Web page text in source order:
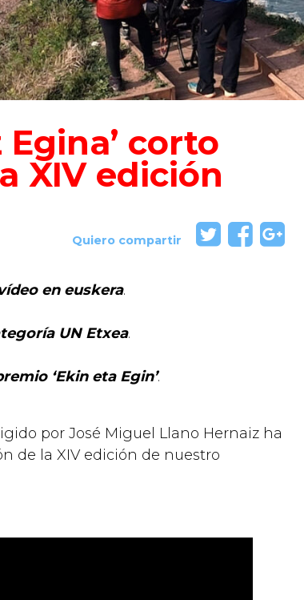
Egina’ corto
XIV edición
Quiero compartir
en euskera.
UN Etxea.
‘Ekin eta Egin’.
por José Miguel Llano Hernaiz ha
de la XIV edición de nuestro